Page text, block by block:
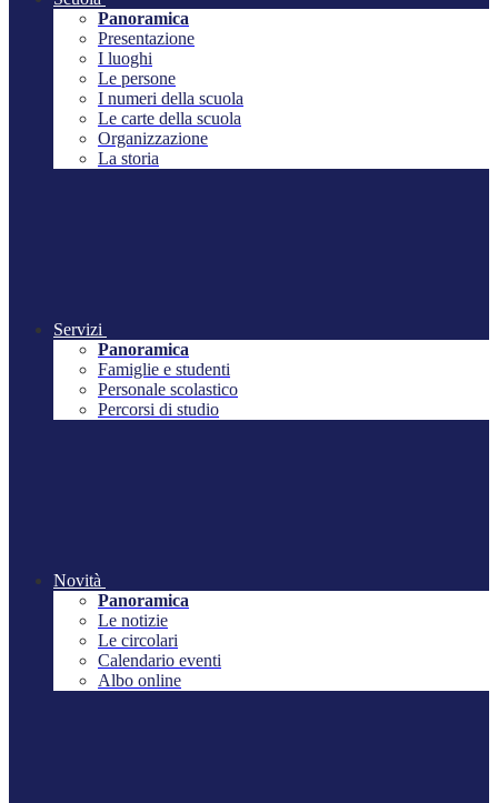
Panoramica
Presentazione
I luoghi
Le persone
I numeri della scuola
Le carte della scuola
Organizzazione
La storia
Servizi
Panoramica
Famiglie e studenti
Personale scolastico
Percorsi di studio
Novità
Panoramica
Le notizie
Le circolari
Calendario eventi
Albo online